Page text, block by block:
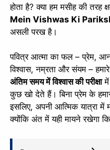
होता है? क्या हम मसीह की तरह
Mein Vishwas Ki
असली परख है।
पवित्र आत्मा का फल – प्रेम,
विश्वास, नम्रता और संयम –
अंतिम समय में विश्वास की परीक्षामें
कुछ खो देते हैं। बिना प्रेम के
इसलिए, अपनी आत्मिक यात्रा
क्योंकि अंत में यही मायने रखेगा